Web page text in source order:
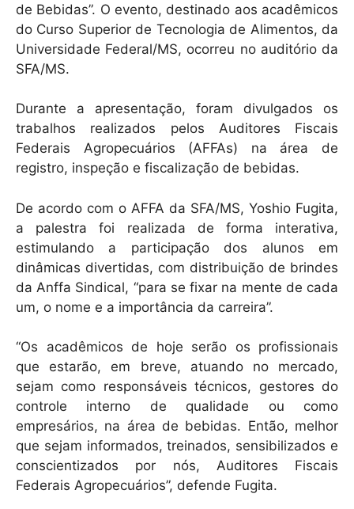
de Bebidas”. O evento, destinado aos acadêmicos
do Curso Superior de Tecnologia de Alimentos, da
Universidade Federal/MS, ocorreu no auditório da
SFA/MS.
Durante a apresentação, foram divulgados os
trabalhos realizados pelos Auditores Fiscais
Federais Agropecuários (AFFAs) na área de
registro, inspeção e fiscalização de bebidas.
De acordo com o AFFA da SFA/MS, Yoshio Fugita,
a palestra foi realizada de forma interativa,
estimulando a participação dos alunos em
dinâmicas divertidas, com distribuição de brindes
da Anffa Sindical, “para se fixar na mente de cada
um, o nome e a importância da carreira”.
“Os acadêmicos de hoje serão os profissionais
que estarão, em breve, atuando no mercado,
sejam como responsáveis técnicos, gestores do
controle interno de qualidade ou como
empresários, na área de bebidas. Então, melhor
que sejam informados, treinados, sensibilizados e
conscientizados por nós, Auditores Fiscais
Federais Agropecuários”, defende Fugita.